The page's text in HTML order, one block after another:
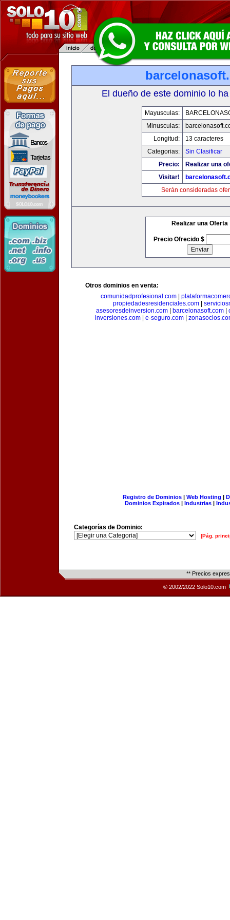
El dueño de este dominio lo
Mayusculas:
Minusculas:
Longitud:
13 caracteres
Categorias:
Sin Clasificar
Precio:
Realizar una
Visitar!
Serán consideradas
Realizar una Oferta
Precio Ofrecido $
Otros dominios en venta:
comunidadprofesional.com|
propiedadesresidenciales.com
asesoresdeinversion.com
barcelonasoft.com
inversiones.com
e-seguro.com
Registro de Dominios| Web Hosting |
Dominios Expirados | Industrias |
Categorías de Dominio:
[Pág.
** Precios
© 2002/2022 Solo10.com